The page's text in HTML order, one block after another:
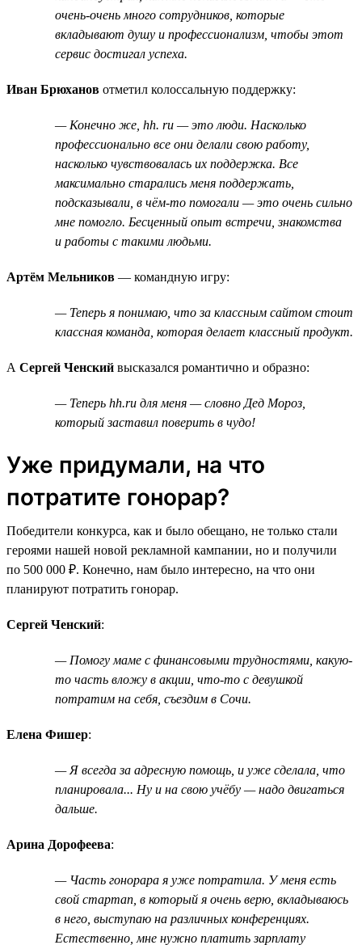
очень-очень много сотрудников, которые
вкладывают душу и профессионализм, чтобы этот
сервис достигал успеха.
Иван Брюханов отметил колоссальную поддержку:
— Конечно же, hh. ru — это люди. Насколько
профессионально все они делали свою работу,
насколько чувствовалась их поддержка. Все
максимально старались меня поддержать,
подсказывали, в чём-то помогали — это очень сильно
мне помогло. Бесценный опыт встречи, знакомства
и работы с такими людьми.
Артём Мельников — командную игру:
— Теперь я понимаю, что за классным сайтом стоит
классная команда, которая делает классный продукт.
А Сергей Ченский высказался романтично и образно:
— Теперь hh.ru для меня — словно Дед Мороз,
который заставил поверить в чудо!
Уже придумали, на что
потратите гонорар?
Победители конкурса, как и было обещано, не только стали
героями нашей новой рекламной кампании, но и получили
по 500 000 ₽. Конечно, нам было интересно, на что они
планируют потратить гонорар.
Сергей Ченский:
— Помогу маме с финансовыми трудностями, какую-
то часть вложу в акции, что-то с девушкой
потратим на себя, съездим в Сочи.
Елена Фишер:
— Я всегда за адресную помощь, и уже сделала, что
планировала... Ну и на свою учёбу — надо двигаться
дальше.
Арина Дорофеева:
— Часть гонорара я уже потратила. У меня есть
свой стартап, в который я очень верю, вкладываюсь
в него, выступаю на различных конференциях.
Естественно, мне нужно платить зарплату